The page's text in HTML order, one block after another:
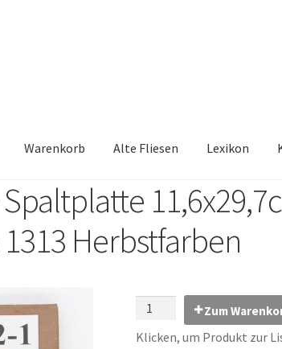
Warenkorb Alte Fliesen Lexikon
Austauschfliesen, Retrofliesen,
Kontakt LexikonVielen Dank für Ihre
Herbstfarben
Zum
Klicken, um Produkt zur